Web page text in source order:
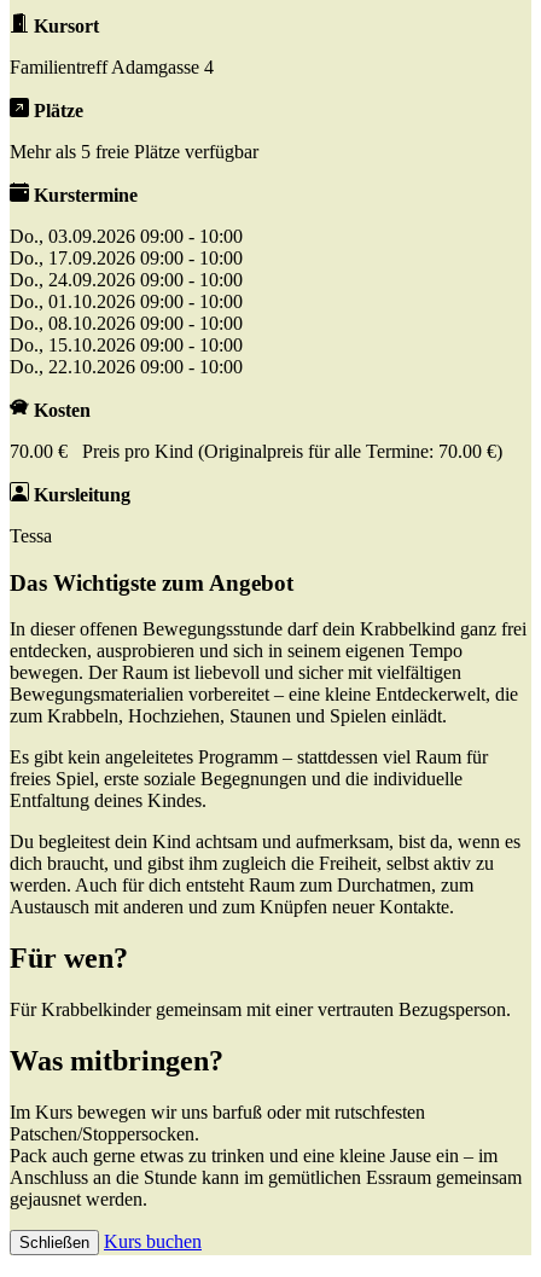
Kursort
Familientreff Adamgasse 4
Plätze
Mehr als 5 freie Plätze verfügbar
Kurstermine
Do., 03.09.2026 09:00 - 10:00
Do., 17.09.2026 09:00 - 10:00
Do., 24.09.2026 09:00 - 10:00
Do., 01.10.2026 09:00 - 10:00
Do., 08.10.2026 09:00 - 10:00
Do., 15.10.2026 09:00 - 10:00
Do., 22.10.2026 09:00 - 10:00
Kosten
70.00 € Preis pro Kind (Originalpreis für alle Termine: 70.00 €)
Kursleitung
Tessa
Das Wichtigste zum Angebot
In dieser offenen Bewegungsstunde darf dein Krabbelkind ganz frei
entdecken, ausprobieren und sich in seinem eigenen Tempo
bewegen. Der Raum ist liebevoll und sicher mit vielfältigen
Bewegungsmaterialien vorbereitet – eine kleine Entdeckerwelt, die
zum Krabbeln, Hochziehen, Staunen und Spielen einlädt.
Es gibt kein angeleitetes Programm – stattdessen viel Raum für
freies Spiel, erste soziale Begegnungen und die individuelle
Entfaltung deines Kindes.
Du begleitest dein Kind achtsam und aufmerksam, bist da, wenn es
dich braucht, und gibst ihm zugleich die Freiheit, selbst aktiv zu
werden. Auch für dich entsteht Raum zum Durchatmen, zum
Austausch mit anderen und zum Knüpfen neuer Kontakte.
Für wen?
Für Krabbelkinder gemeinsam mit einer vertrauten Bezugsperson.
Was mitbringen?
Im Kurs bewegen wir uns barfuß oder mit rutschfesten
Patschen/Stoppersocken.
Pack auch gerne etwas zu trinken und eine kleine Jause ein – im
Anschluss an die Stunde kann im gemütlichen Essraum gemeinsam
gejausnet werden.
Schließen Kurs buchen